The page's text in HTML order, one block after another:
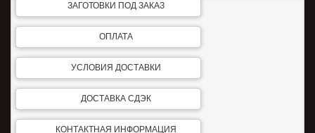
ЗАГОТОВКИ ПОД ЗАКАЗ
ОПЛАТА
УСЛОВИЯ ДОСТАВКИ
ДОСТАВКА СДЭК
КОНТАКТНАЯ ИНФОРМАЦИЯ